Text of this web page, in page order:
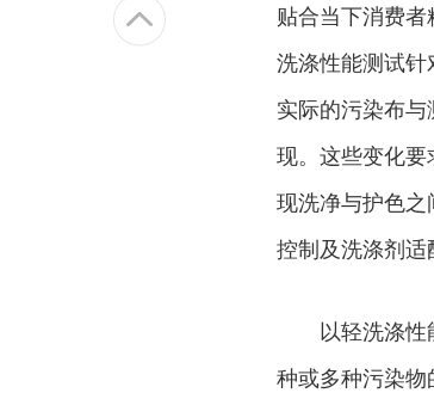
贴合当下消费
洗涤性能测试
实际的污染布
现。这些变化
现洗净与护色
控制及洗涤剂适
以轻洗涤性能
种或多种污染